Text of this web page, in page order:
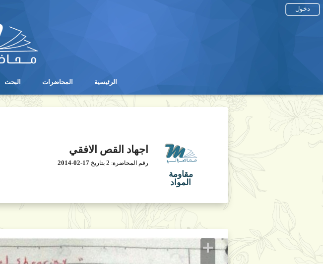
دخول
الرئيسية المحاضرات البحث
مقاومة
المواد
اجهاد القص الافقي
رقم المحاضرة: 2 بتاريخ 2014-02-17